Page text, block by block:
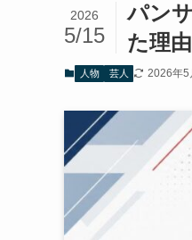
パン
た理由
2026
5/15
人物 芸人 2026年5